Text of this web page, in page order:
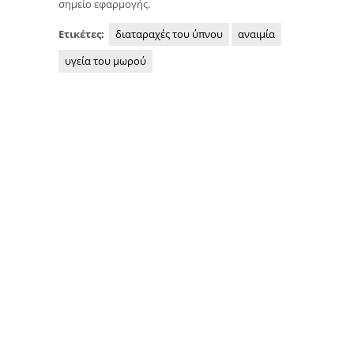
σημείο εφαρμογής.
Ετικέτες: διαταραχές του ύπνου
αναιμία
υγεία του μωρού